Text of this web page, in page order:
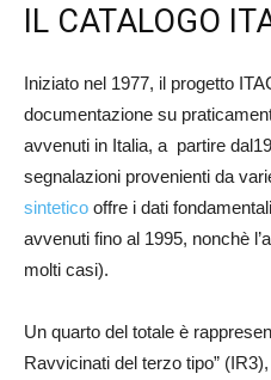
IL CATALOGO
Iniziato nel 1977, il progetto
documentazione su
avvenuti in Italia, a partire
segnalazioni provenienti da
sintetico offre i dati
avvenuti fino al 1995, nonchè
molti casi).
Un quarto del totale è
Ravvicinati del terzo tipo”